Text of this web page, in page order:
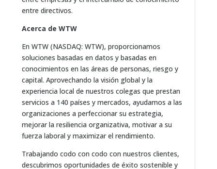
entre directivos.
Acerca de WTW
En WTW (NASDAQ: WTW), proporcionamos
soluciones basadas en datos y basadas en
conocimientos en las áreas de personas, riesgo y
capital. Aprovechando la visión global y la
experiencia local de nuestros colegas que prestan
servicios a 140 países y mercados, ayudamos a las
organizaciones a perfeccionar su estrategia,
mejorar la resiliencia organizativa, motivar a su
fuerza laboral y maximizar el rendimiento.
Trabajando codo con codo con nuestros clientes,
descubrimos oportunidades de éxito sostenible y